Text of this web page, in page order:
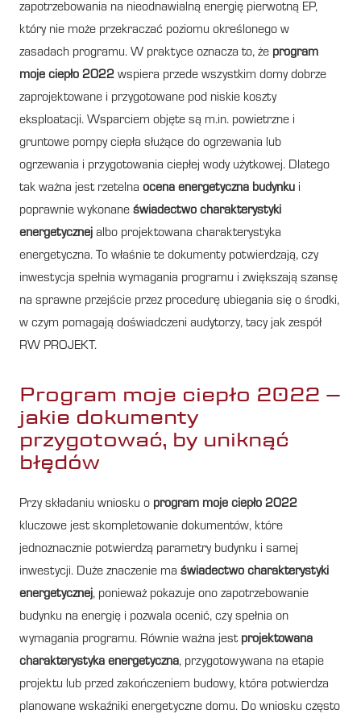
zapotrzebowania na nieodnawialną energię pierwotną EP,
który nie może przekraczać poziomu określonego w
zasadach programu. W praktyce oznacza to, że program
moje ciepło 2022 wspiera przede wszystkim domy dobrze
zaprojektowane i przygotowane pod niskie koszty
eksploatacji. Wsparciem objęte są m.in. powietrzne i
gruntowe pompy ciepła służące do ogrzewania lub
ogrzewania i przygotowania ciepłej wody użytkowej. Dlatego
tak ważna jest rzetelna ocena energetyczna budynku i
poprawnie wykonane świadectwo charakterystyki
energetycznej albo projektowana charakterystyka
energetyczna. To właśnie te dokumenty potwierdzają, czy
inwestycja spełnia wymagania programu i zwiększają szansę
na sprawne przejście przez procedurę ubiegania się o środki,
w czym pomagają doświadczeni audytorzy, tacy jak zespół
RW PROJEKT.
Program moje ciepło 2022 –
jakie dokumenty
przygotować, by uniknąć
błędów
Przy składaniu wniosku o program moje ciepło 2022
kluczowe jest skompletowanie dokumentów, które
jednoznacznie potwierdzą parametry budynku i samej
inwestycji. Duże znaczenie ma świadectwo charakterystyki
energetycznej, ponieważ pokazuje ono zapotrzebowanie
budynku na energię i pozwala ocenić, czy spełnia on
wymagania programu. Równie ważna jest projektowana
charakterystyka energetyczna, przygotowywana na etapie
projektu lub przed zakończeniem budowy, która potwierdza
planowane wskaźniki energetyczne domu. Do wniosku często